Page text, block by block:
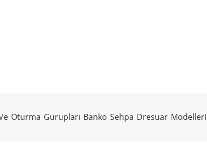
Oturma Gurupları Banko Sehpa Dresuar Modelleri